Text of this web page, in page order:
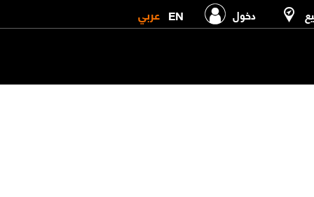
دخول EN عربي